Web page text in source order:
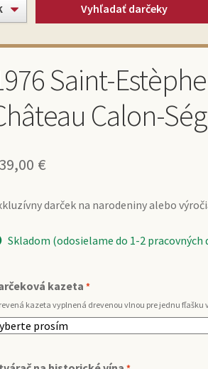
Vyhľadať darčeky
Saint-
Calon-
€
darček na narodeniny alebo
Skladom (odosielame do 1-2 pracovných
kazeta *
kazeta vyplnená drevenou vlnou pre jednu fľašku